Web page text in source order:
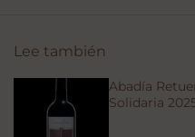
Lee también
Abadía
Solidaria